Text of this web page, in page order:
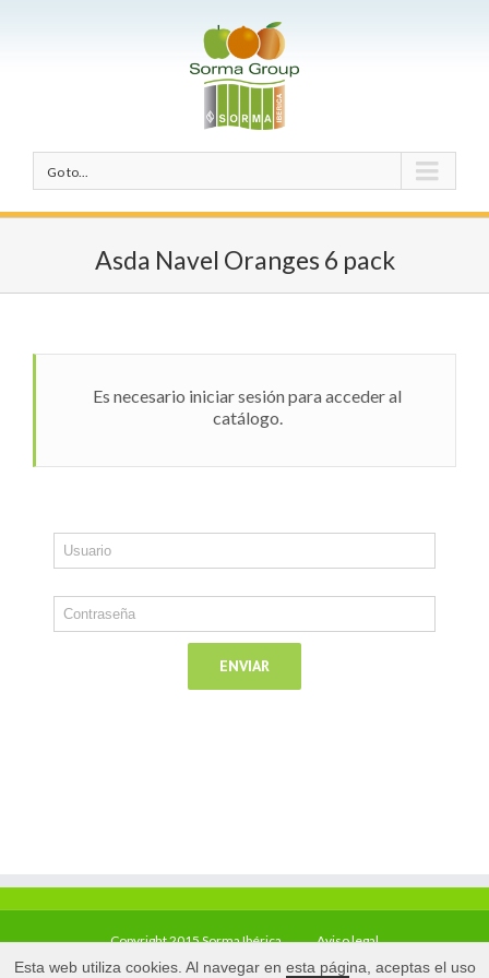
Go to...
Asda Navel Oranges 6 pack
Es necesario iniciar sesión para acceder al
catálogo.
Copyright 2015 Sorma Ibérica Aviso legal
Esta web utiliza cookies. Al navegar en esta página, aceptas el uso